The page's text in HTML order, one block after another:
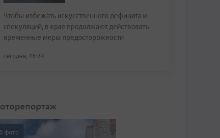
Чтобы избежать искусственного дефицита и
спекуляций, в крае продолжают действовать
временные меры предосторожности
сегодня, 16:24
фото